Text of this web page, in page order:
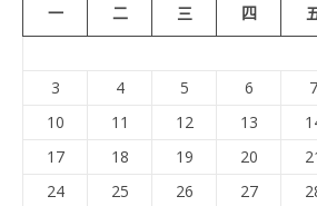
一 二 三 四
3
4 5 6 7
10
11 12 13
17
18 19 20
24
25 26 27